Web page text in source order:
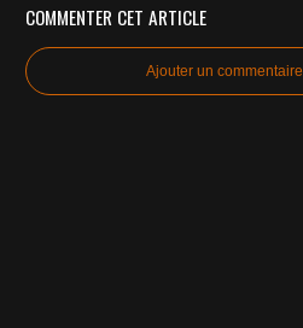
COMMENTER CET ARTICLE
Ajouter un commentaire